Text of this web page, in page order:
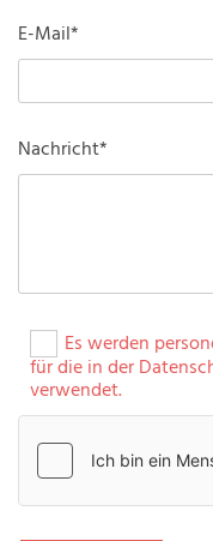
E-Mail*
Nachricht*
Es werden
für die in der
verwendet.